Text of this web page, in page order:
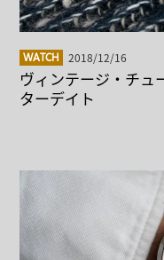
WATCH 2018/12/16
ヴィンテージ・チュ
ターデイト